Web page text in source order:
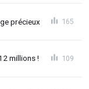
précieux 165
millions ! 109